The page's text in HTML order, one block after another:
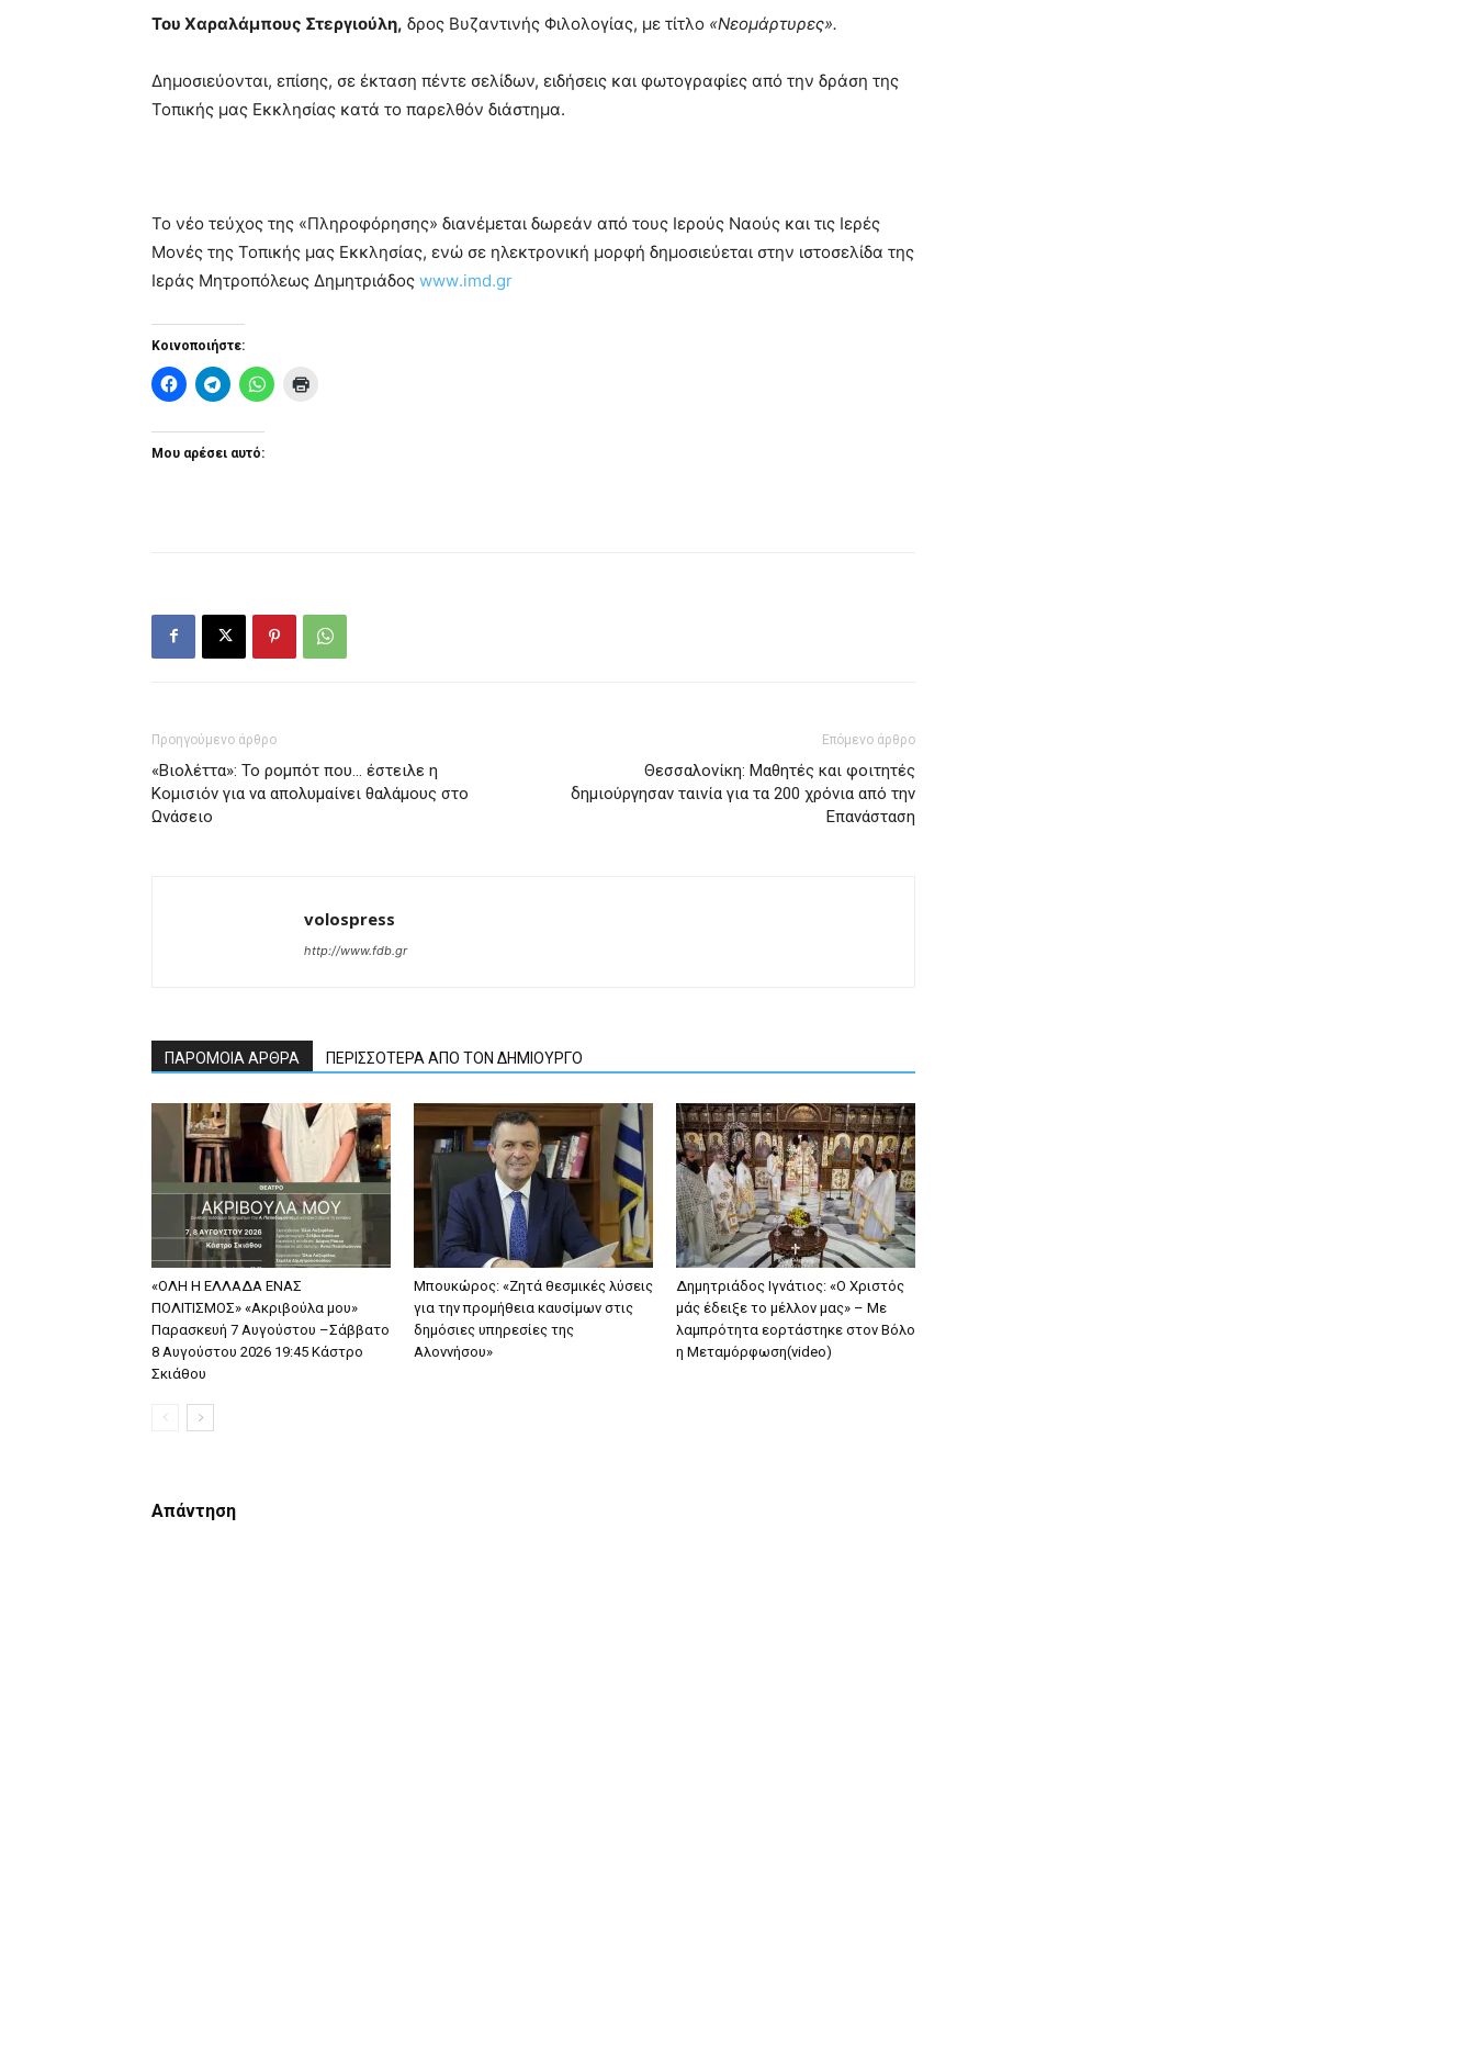
Του Χαραλάμπους Στεργιούλη, δρος Βυζαντινής Φιλολογίας, με τίτλο «Νεομάρτυρες».
Δημοσιεύονται, επίσης, σε έκταση πέντε σελίδων, ειδήσεις και φωτογραφίες από την δράση της
Τοπικής μας Εκκλησίας κατά το παρελθόν διάστημα.
Το νέο τεύχος της «Πληροφόρησης» διανέμεται δωρεάν από τους Ιερούς Ναούς και τις Ιερές
Μονές της Τοπικής μας Εκκλησίας, ενώ σε ηλεκτρονική μορφή δημοσιεύεται στην ιστοσελίδα της
Ιεράς Μητροπόλεως Δημητριάδος www.imd.gr
Κοινοποιήστε:
Μου αρέσει αυτό:
Προηγούμενο άρθρο
«Βιολέττα»: Το ρομπότ που… έστειλε η
Κομισιόν για να απολυμαίνει θαλάμους στο
Ωνάσειο
Επόμενο άρθρο
Θεσσαλονίκη: Μαθητές και φοιτητές
δημιούργησαν ταινία για τα 200 χρόνια από την
Επανάσταση
volospress
http://www.fdb.gr
ΠΑΡΟΜΟΙΑ ΑΡΘΡΑ ΠΕΡΙΣΣΟΤΕΡΑ ΑΠΟ ΤΟΝ ΔΗΜΙΟΥΡΓΟ
«ΟΛΗ Η ΕΛΛΑΔΑ ΕΝΑΣ
ΠΟΛΙΤΙΣΜΟΣ» «Ακριβούλα μου»
Παρασκευή 7 Αυγούστου –Σάββατο
8 Αυγούστου 2026 19:45 Κάστρο
Σκιάθου
Μπουκώρος: «Ζητά θεσμικές λύσεις
για την προμήθεια καυσίμων στις
δημόσιες υπηρεσίες της
Αλοννήσου»
Δημητριάδος Ιγνάτιος: «Ο Χριστός
μάς έδειξε το μέλλον μας» – Με
λαμπρότητα εορτάστηκε στον Βόλο
η Μεταμόρφωση(video)
Απάντηση